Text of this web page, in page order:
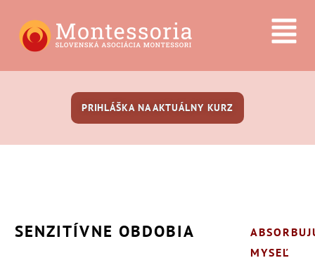
PRIHLÁŠKA NA AKTUÁLNY KURZ
SENZITÍVNE OBDOBIA
MYSEĽ